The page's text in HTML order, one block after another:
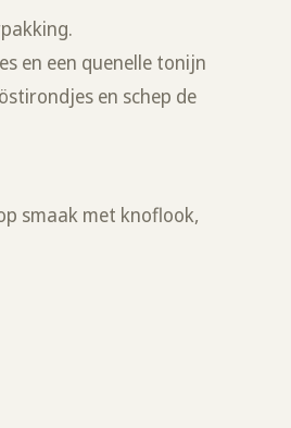
en een quenelle tonijn
en schep de
smaak met knoflook,